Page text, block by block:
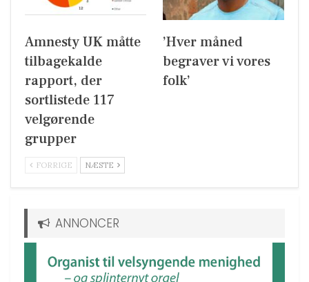
Amnesty UK måtte
tilbagekalde
rapport, der
sortlistede 117
velgørende
grupper
’Hver måned
begraver vi vores
folk’
FORRIGE NÆSTE
ANNONCER